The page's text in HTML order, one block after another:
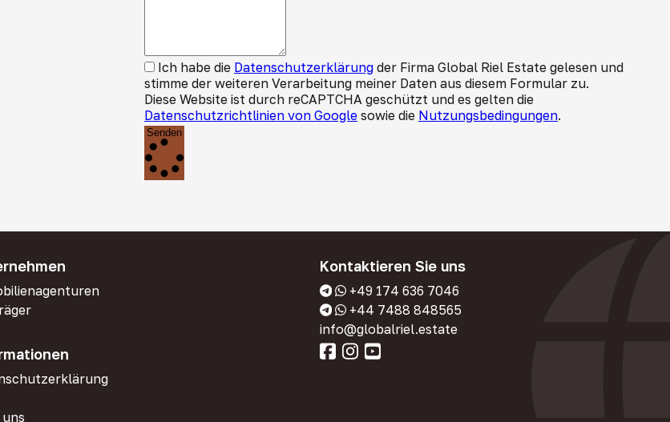
Ich habe die Datenschutzerklärung der Firma Global Riel Estate gelesen und
stimme der weiteren Verarbeitung meiner Daten aus diesem Formular zu.
Diese Website ist durch reCAPTCHA geschützt und es gelten die
Datenschutzrichtlinien von Google sowie die Nutzungsbedingungen.
Senden
Kontaktieren Sie uns
+49 174 636 7046
+44 7488 848565
info@globalriel.estate